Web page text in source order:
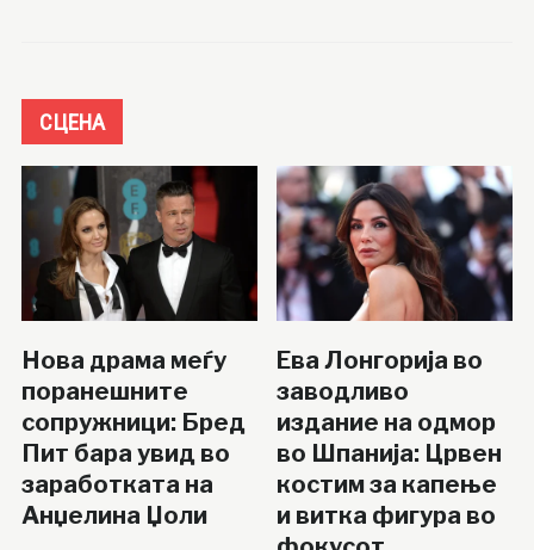
СЦЕНА
Нова драма меѓу
поранешните
сопружници: Бред
Пит бара увид во
заработката на
Анџелина Џоли
Ева Лонгорија во
заводливо
издание на одмор
во Шпанија: Црвен
костим за капење
и витка фигура во